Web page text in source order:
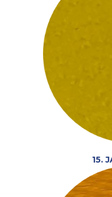
15.